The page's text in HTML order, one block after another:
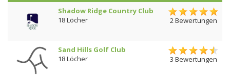
Shadow Ridge Country Club
18 Löcher
2 Bewertungen
Sand Hills Golf Club
18 Löcher
3 Bewertungen